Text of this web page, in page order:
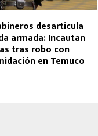
desarticula
armada: Incautan
tras robo con
en Temuco